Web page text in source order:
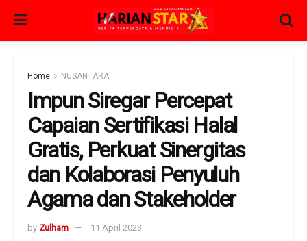
Home NUSANTARA
Impun Siregar Percepat
Capaian Sertifikasi Halal
Gratis, Perkuat Sinergitas
dan Kolaborasi Penyuluh
Agama dan Stakeholder
by Zulham 11 April 2023